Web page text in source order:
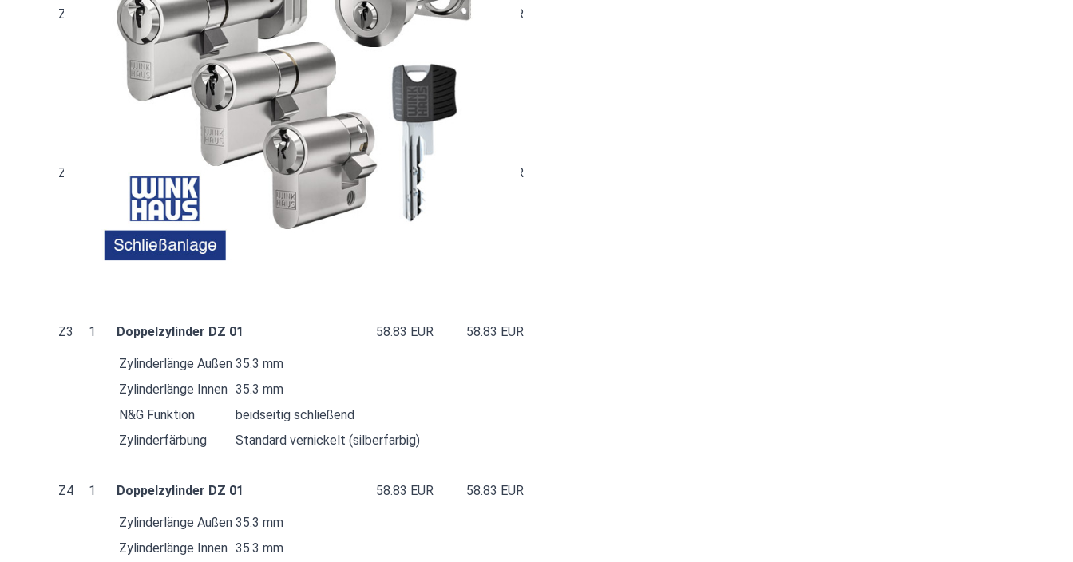
Z1
Doppelzylinder DZ 01 79.68 EUR 79.68 EUR
Zylinderlänge Außen
65.3 mm
Zylinderlänge Innen 45.3 mm
N&G Funktion
ohne
Standard vernickelt (silberfarbig)
Z2 Doppelzylinder DZ 01 82.93 EUR 82.93 EUR
Zylinderlänge Außen
65.3 mm
Zylinderlänge Innen
45.3 mm
N&G Funktion
Z3 1 Doppelzylinder DZ 01 58.83 EUR 58.83 EUR
Zylinderlänge Außen 35.3 mm
Zylinderlänge Innen 35.3 mm
N&G Funktion
beidseitig schließend
Zylinderfärbung
Standard vernickelt (silberfarbig)
Z4 1 Doppelzylinder DZ 01 58.83 EUR 58.83 EUR
Zylinderlänge Außen 35.3 mm
Zylinderlänge Innen 35.3 mm